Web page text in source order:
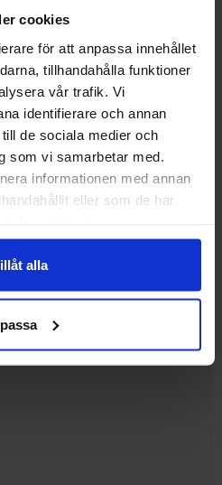
cookies
för att anpassa innehållet
tillhandahålla funktioner
vår trafik. Vi
identifierare och annan
de sociala medier och
som vi samarbetar med.
informationen med annan
eller som de har
alla